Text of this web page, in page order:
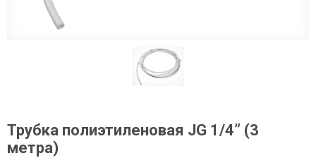
Трубка полиэтиленовая JG 1/4” (3
метра)